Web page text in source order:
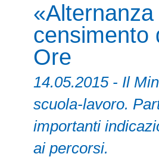
censimento
Ore
14.05.2015 - Il
scuola-lavoro.
importanti
ai percorsi.